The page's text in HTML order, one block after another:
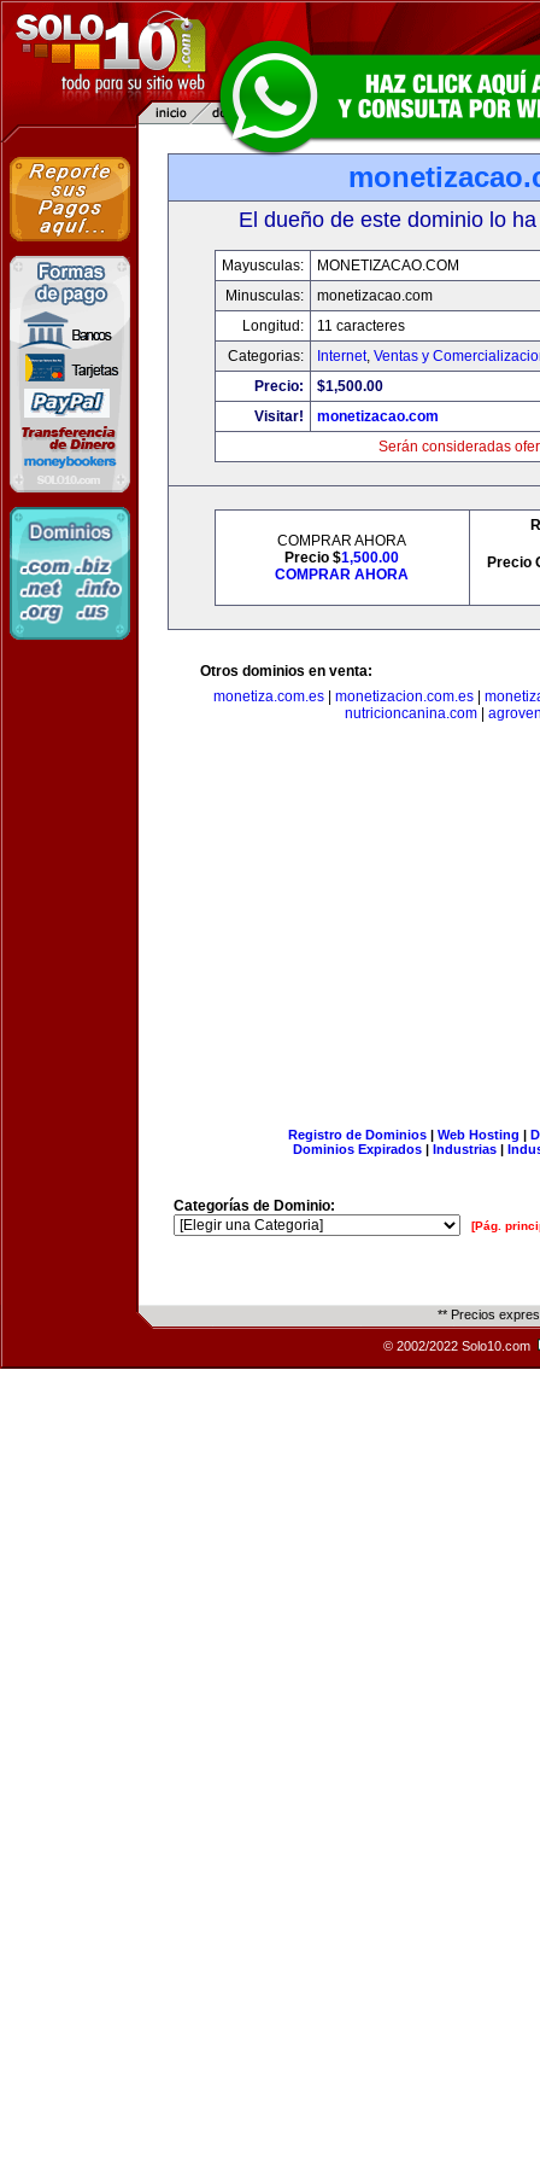
El dueño de este dominio lo
Mayusculas:
MONETIZACAO.COM
Minusculas:
monetizacao.com
Longitud:
11 caracteres
Categorias:
Internet, Ventas y
Precio:
$1,500.00
Visitar!
monetizacao.com
Serán consideradas
COMPRAR AHORA
Precio $1,500.00
COMPRAR AHORA
Precio
Otros dominios en venta:
monetiza.com.es| monetizacion.com.es|
nutricioncanina.com
Registro de Dominios| Web Hosting |
Dominios Expirados | Industrias |
Categorías de Dominio:
[Pág.
** Precios
© 2002/2022 Solo10.com